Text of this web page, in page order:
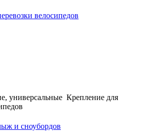
велосипедов
универсальные Крепление для
и сноубордов